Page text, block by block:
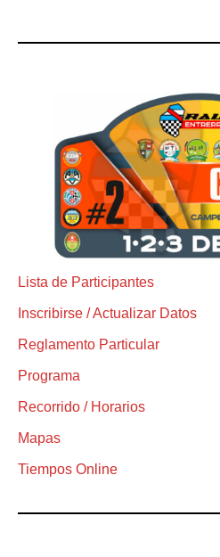
Lista de Participantes
Inscribirse / Actualizar Datos
Reglamento Particular
Programa
Recorrido / Horarios
Mapas
Tiempos Online